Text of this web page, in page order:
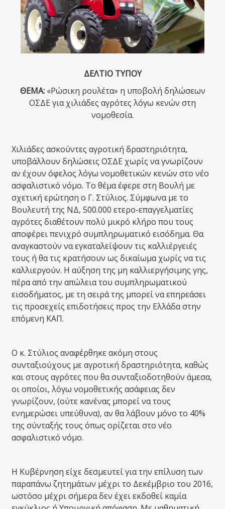
ΔΕΛΤΙΟ ΤΥΠΟΥ
ΘΕΜΑ: «Ρώσικη ρουλέτα» η υποβολή δηλώσεων
ΟΣΔΕ για χιλιάδες αγρότες λόγω κενών στη
νομοθεσία.
Χιλιάδες ασκούντες αγροτική δραστηριότητα,
υποβάλλουν δηλώσεις ΟΣΔΕ χωρίς να γνωρίζουν
αν έχουν όφελος λόγω νομοθετικών κενών στο νέο
ασφαλιστικό νόμο. Το θέμα έφερε στη Βουλή με
σχετική ερώτηση ο Γ. Στύλιος. Σύμφωνα με το
Βουλευτή της ΝΔ, 500.000 ετερο-επαγγελματίες
αγρότες διαθέτουν πολύ μικρό κλήρο που τους
αποφέρει πενιχρό συμπληρωματικό εισόδημα. Θα
αναγκαστούν να εγκαταλείψουν τις καλλιέργειές
τους ή θα τις κρατήσουν ως δικαίωμα χωρίς να τις
καλλιεργούν. Η αύξηση της μη καλλιεργήσιμης γης,
πέρα από την απώλεια του συμπληρωματικού
εισοδήματος, με τη σειρά της μπορεί να επηρεάσει
τις προσεχείς επιδοτήσεις προς την Ελλάδα στην
επόμενη ΚΑΠ.
Ο κ. Στύλιος αναφέρθηκε ακόμη στους
συνταξιούχους με αγροτική δραστηριότητα, καθώς
και στους αγρότες που θα συνταξιοδοτηθούν άμεσα,
οι οποίοι, λόγω νομοθετικής ασάφειας δεν
γνωρίζουν, (ούτε κανένας μπορεί να τους
ενημερώσει υπεύθυνα), αν θα λάβουν μόνο το 40%
της σύνταξής τους όπως ορίζεται στο νέο
ασφαλιστικό νόμο.
Η Κυβέρνηση είχε δεσμευτεί για την επίλυση των
παραπάνω ζητημάτων μέχρι το Δεκέμβριο του 2016,
ωστόσο μέχρι σήμερα δεν έχει εκδοθεί καμία